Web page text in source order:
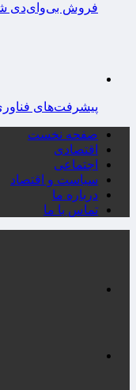
فروش بی‌وای‌دی
پیشرفت‌های
صفحه نخست
اقتصادی
اجتماعی
سیاست و اقتصاد
درباره ما
تماس با ما